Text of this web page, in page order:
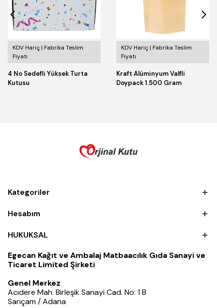
KDV Hariç | Fabrika Teslim
Fiyatı
4 No Sedefli Yüksek Turta
Kutusu
KDV Hariç | Fabrika Teslim
Fiyatı
Kraft Alüminyum Valfli
Doypack 1.500 Gram
Kategoriler
Hesabım
HUKUKSAL
Egecan Kağıt ve Ambalaj Matbaacılık Gıda Sanayi ve
Ticaret Limited Şirketi
Genel Merkez
Acıdere Mah. Birleşik Sanayi Cad. No: 1 B
Sarıçam / Adana